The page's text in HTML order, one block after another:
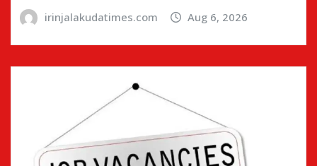
irinjalakudatimes.com Aug 6, 2026